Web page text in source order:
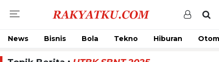
News Bisnis Bola Tekno Hiburan